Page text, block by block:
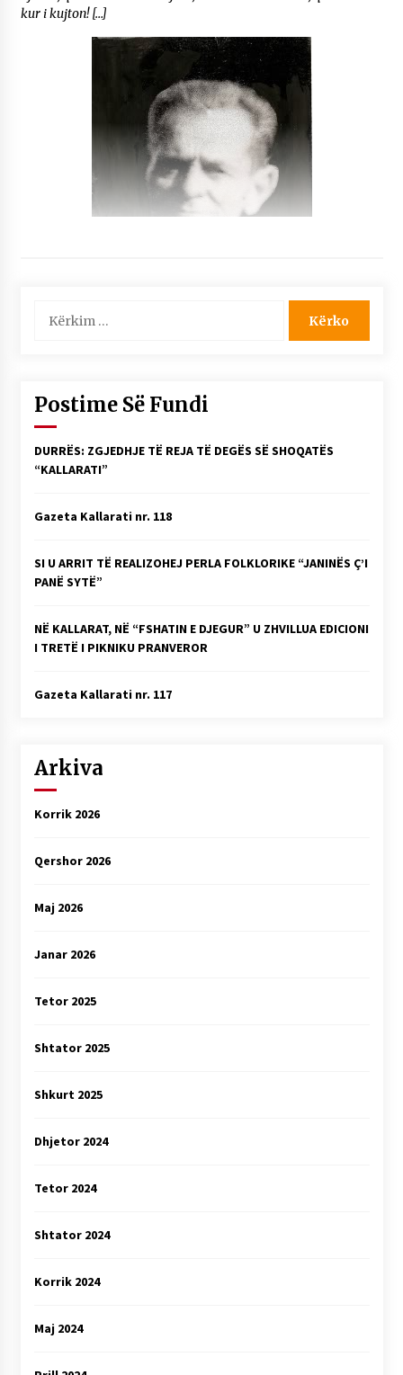
kur i kujton! […]
për:
Postime Së Fundi
DURRËS: ZGJEDHJE TË REJA TË DEGËS SË SHOQATËS
“KALLARATI”
Gazeta Kallarati nr. 118
SI U ARRIT TË REALIZOHEJ PERLA FOLKLORIKE “JANINËS Ç’I
PANË SYTË”
NË KALLARAT, NË “FSHATIN E DJEGUR” U ZHVILLUA EDICIONI
I TRETË I PIKNIKU PRANVEROR
Gazeta Kallarati nr. 117
Arkiva
Korrik 2026
Qershor 2026
Maj 2026
Janar 2026
Tetor 2025
Shtator 2025
Shkurt 2025
Dhjetor 2024
Tetor 2024
Shtator 2024
Korrik 2024
Maj 2024